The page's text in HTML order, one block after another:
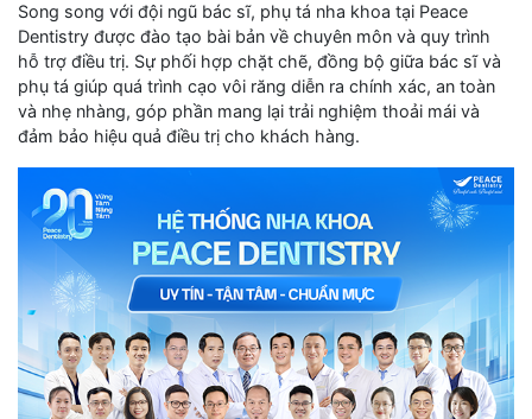
Song song với đội ngũ bác sĩ, phụ tá nha khoa tại Peace
Dentistry được đào tạo bài bản về chuyên môn và quy trình
hỗ trợ điều trị. Sự phối hợp chặt chẽ, đồng bộ giữa bác sĩ và
phụ tá giúp quá trình cạo vôi răng diễn ra chính xác, an toàn
và nhẹ nhàng, góp phần mang lại trải nghiệm thoải mái và
đảm bảo hiệu quả điều trị cho khách hàng.